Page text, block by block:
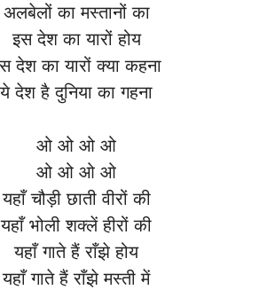
अलबेलों का मस्तानों का
इस देश का यारों होय
देश का यारों क्या कहना
ये देश है दुनिया का गहना
ओ ओ ओ ओ
ओ ओ ओ ओ
यहाँ चौड़ी छाती वीरों की
यहाँ भोली शक्लें हीरों की
यहाँ गाते हैं राँझे होय
यहाँ गाते हैं राँझे मस्ती में